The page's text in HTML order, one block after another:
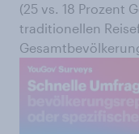
(25 vs. 18 Prozent
traditionellen